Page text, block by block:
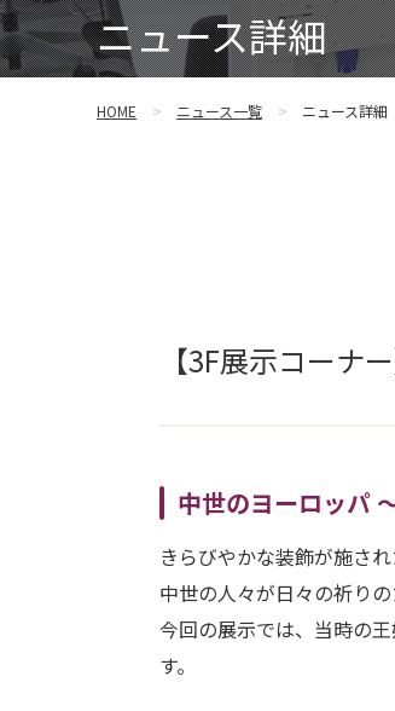
ニュース詳細
HOME ニュース一覧 ニュース詳細
【3F展示コーナ
中世のヨーロッパ
きらびやかな装飾が施さ
中世の人々が日々の祈り
今回の展示では、当時の
す。